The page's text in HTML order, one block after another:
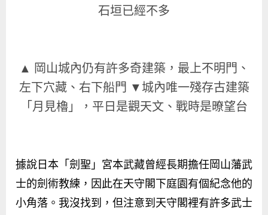
石垣已經不多
▲ 岡山城內仍有許多奇建築，最上不明門、
左下穴藏、右下船門 ▼城內唯一殘存古建築
「月見櫓」，平日是觀天文、戰時是暸望台
據說日本「劍聖」宮本武藏曾經長期擔任岡山藩武
士的劍術教練，因此在天守閣下庭園有個紀念他的
小角落。我沒找到，但注意到天守閣裡有許多武士